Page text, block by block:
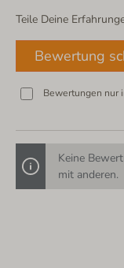
Teile Deine
Bewertung
Bewertungen nur
Keine
mit anderen.